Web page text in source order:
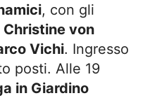
, con gli
Christine von
Vichi. Ingresso
posti. Alle 19
in Giardino